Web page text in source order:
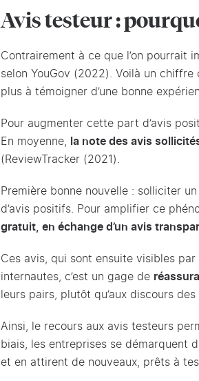
Avis testeur :
Contrairement à ce que l’on pourrait
selon YouGov (2022). Voilà un chiffre
plus à témoigner d’une bonne
Pour augmenter cette part d’avis
En moyenne,
la note des avis
(ReviewTracker (2021).
Première bonne nouvelle : solliciter
d’avis positifs. Pour amplifier ce
gratuit, en échange d’un avis
Ces avis, qui sont ensuite visibles par
internautes, c’est un gage de
leurs pairs, plutôt qu’aux discours
Ainsi, le recours aux avis testeurs
biais, les entreprises se démarquent
et en attirent de nouveaux, prêts à